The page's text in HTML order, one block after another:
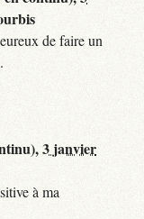
de faire un
3 janvier
à ma